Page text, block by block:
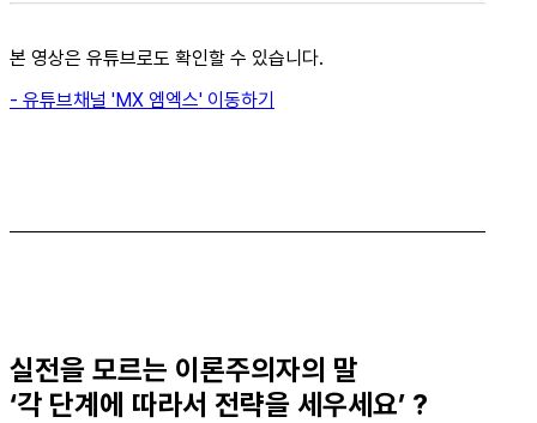
본 영상은 유튜브로도 확인할 수 있습니다.
- 유튜브채널 'MX 엠엑스' 이동하기
실전을 모르는 이론주의자의 말
‘각 단계에 따라서 전략을 세우세요’ ?